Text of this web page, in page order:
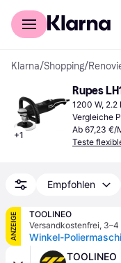
Für Shopper
Klarna/Shopping/
+1
Rupes
1200 W, 2.2
Vergleiche
Ab 67,23 €/
Teste
Empfohlen
ANZEIGE
TOOLINEO
Versandkostenfrei, 3–4
Winkel-
TOOLINEO